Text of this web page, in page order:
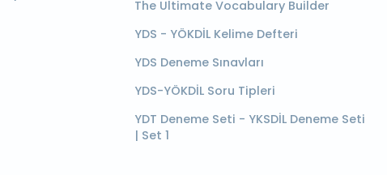
The Ultimate Vocabulary Builder
YDS - YÖKDİL Kelime Defteri
YDS Deneme Sınavları
YDS-YÖKDİL Soru Tipleri
YDT Deneme Seti - YKSDİL Deneme Seti
| Set 1